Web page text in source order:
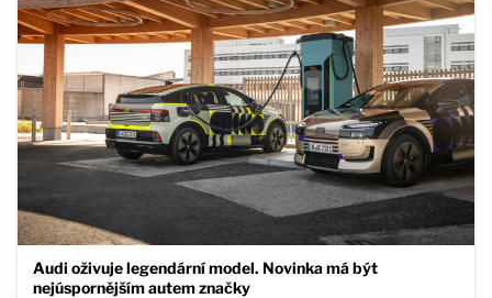
Audi oživuje legendární model. Novinka má být
nejúspornějším autem značky